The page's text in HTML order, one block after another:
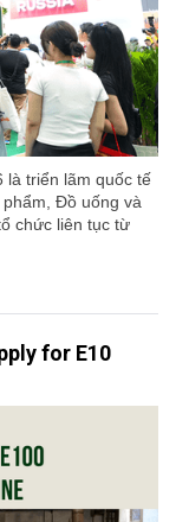
là triển lãm quốc tế
Đồ uống và
chức liên tục từ
for E10